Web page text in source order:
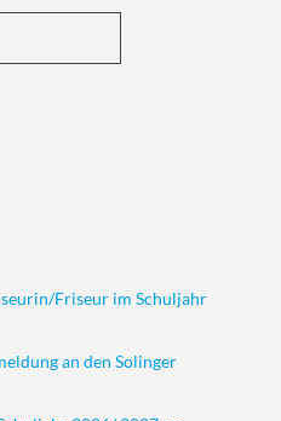
Friseur im Schuljahr
an den Solinger